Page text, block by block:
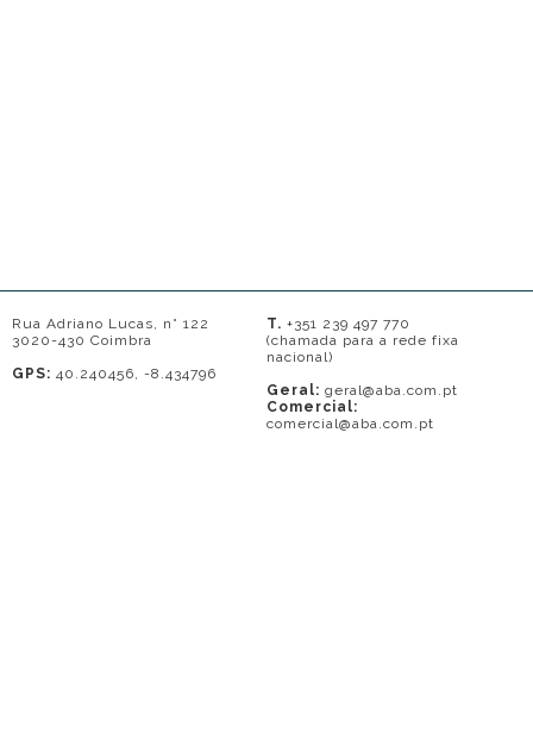
Rua Adriano Lucas, n° 122
3020-430 Coimbra
GPS: 40.240456, -8.434796
T. +351 239 497 770
(chamada para a rede fixa
nacional)
Geral: geral@aba.com.pt
Comercial:
comercial@aba.com.pt